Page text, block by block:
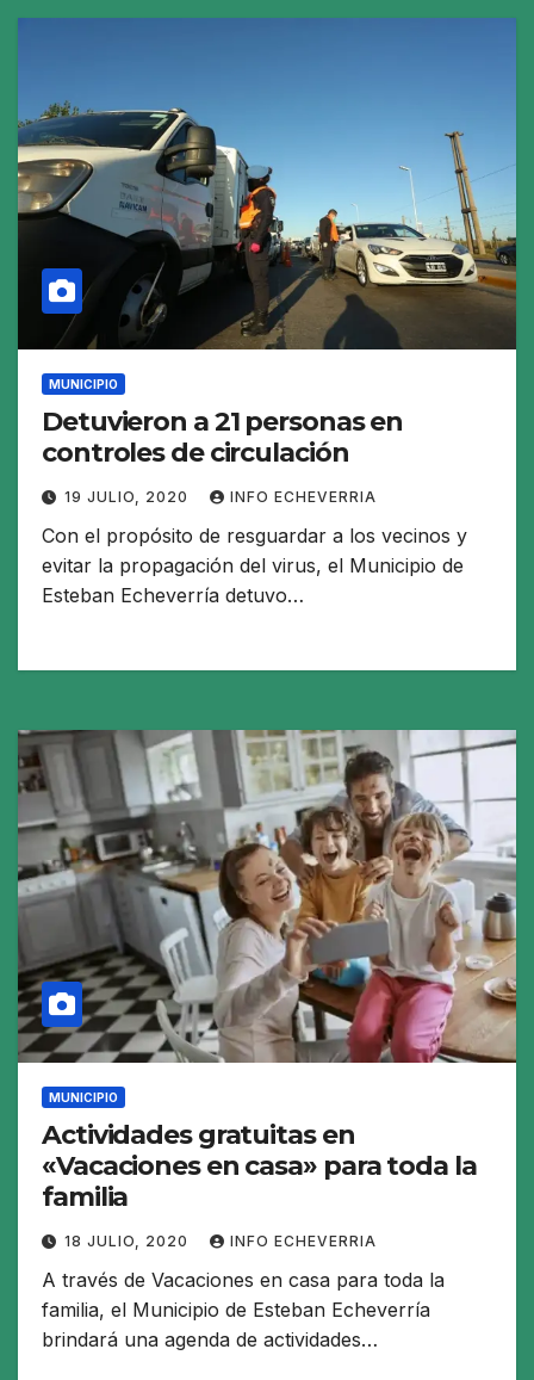
MUNICIPIO
Detuvieron a 21 personas en
controles de circulación
19 JULIO, 2020 INFO ECHEVERRIA
Con el propósito de resguardar a los vecinos y
evitar la propagación del virus, el Municipio de
Esteban Echeverría detuvo…
MUNICIPIO
Actividades gratuitas en
«Vacaciones en casa» para toda la
familia
18 JULIO, 2020 INFO ECHEVERRIA
A través de Vacaciones en casa para toda la
familia, el Municipio de Esteban Echeverría
brindará una agenda de actividades…